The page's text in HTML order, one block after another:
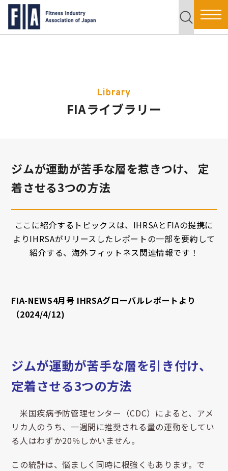
Library
FIAライブラリー
ジムが運動が苦手な層を惹きつけ、 定
着させる3つの方法
ここに紹介するトピックスは、IHRSAとFIAの提携に
よりIHRSAがリリースしたレポートの一部を要約して
紹介する、海外フィットネス関連情報です！
FIA-NEWS4月号 IHRSAグローバルレポートより
（2024/4/12)
ジムが運動が苦手な層を引き付け、
定着させる3つの方法
米国疾病予防管理センター（CDC）によると、アメ
リカ人のうち、一週間に推奨される量の運動をしてい
る人はわずか20％しかいません。
この統計は、悩ましく同時に根強くもあります。で